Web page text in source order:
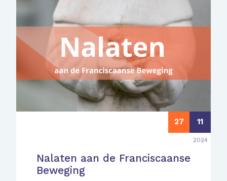
27 11
2024
Nalaten aan de Franciscaanse
Beweging